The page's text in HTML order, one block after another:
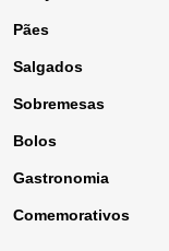
Pães
Salgados
Sobremesas
Bolos
Gastronomia
Comemorativos